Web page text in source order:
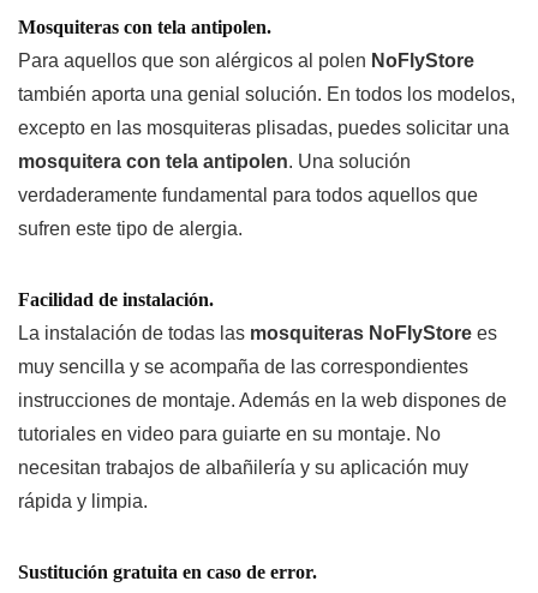
Mosquiteras con tela antipolen.
Para aquellos que son alérgicos al polen NoFlyStore
también aporta una genial solución. En todos los modelos,
excepto en las mosquiteras plisadas, puedes solicitar una
mosquitera con tela antipolen. Una solución
verdaderamente fundamental para todos aquellos que
sufren este tipo de alergia.
Facilidad de instalación.
La instalación de todas las mosquiteras NoFlyStore es
muy sencilla y se acompaña de las correspondientes
instrucciones de montaje. Además en la web dispones de
tutoriales en video para guiarte en su montaje. No
necesitan trabajos de albañilería y su aplicación muy
rápida y limpia.
Sustitución gratuita en caso de error.